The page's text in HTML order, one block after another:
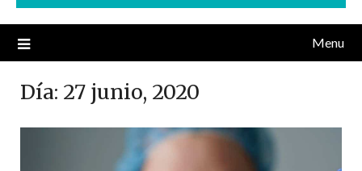
Menu
Día: 27 junio, 2020